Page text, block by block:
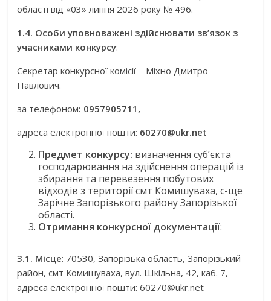
області від «03» липня 2026 року № 496.
1.4. Особи уповноважені здійснювати зв’язок з
учасниками конкурсу:
Секретар конкурсної комісії – Міхно Дмитро
Павлович.
за телефоном: 0957905711,
адреса електронної пошти: 60270@ukr.net
Предмет конкурсу: визначення суб’єкта
господарювання на здійснення операцій із
збирання та перевезення побутових
відходів з території смт Комишуваха, с-ще
Зарічне Запорізького району Запорізької
області.
Отримання конкурсної документації:
3.1. Місце: 70530, Запорізька область, Запорізький
район, смт Комишуваха, вул. Шкільна, 42, каб. 7,
адреса електронної пошти: 60270@ukr.net